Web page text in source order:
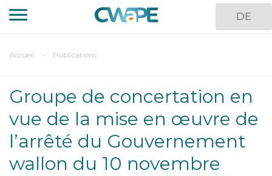
Aller
au
principal
DE
You
here
Accueil Publications
Groupe de concertation en
vue de la mise en œuvre de
l’arrêté du Gouvernement
wallon du 10 novembre